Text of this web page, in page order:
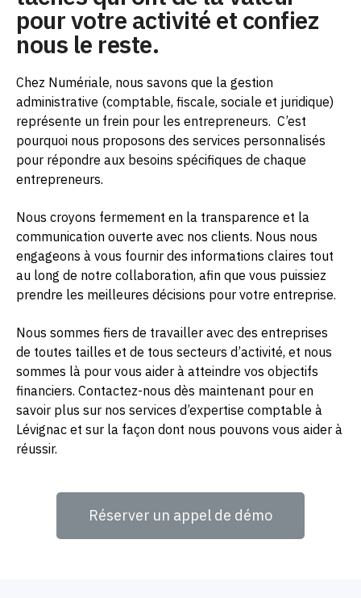
pour votre activité et confiez
nous le reste.
Chez Numériale, nous savons que la gestion
administrative (comptable, fiscale, sociale et juridique)
représente un frein pour les entrepreneurs. C’est
pourquoi nous proposons des services personnalisés
pour répondre aux besoins spécifiques de chaque
entrepreneurs.
Nous croyons fermement en la transparence et la
communication ouverte avec nos clients. Nous nous
engageons à vous fournir des informations claires tout
au long de notre collaboration, afin que vous puissiez
prendre les meilleures décisions pour votre entreprise.
Nous sommes fiers de travailler avec des entreprises
de toutes tailles et de tous secteurs d’activité, et nous
sommes là pour vous aider à atteindre vos objectifs
financiers. Contactez-nous dès maintenant pour en
savoir plus sur nos services d’expertise comptable à
Lévignac et sur la façon dont nous pouvons vous aider à
réussir.
Réserver un appel de démo